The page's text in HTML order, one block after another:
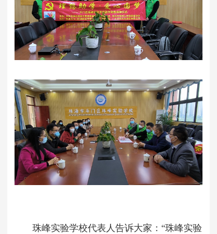
珠峰实验学校代表人告诉大家： “珠峰实验